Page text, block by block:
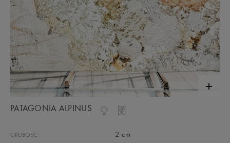
PATAGONIA ALPINUS
GRUBOŚĆ: 2 cm